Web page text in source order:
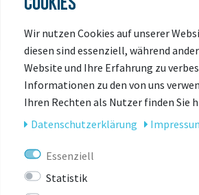
DAS KÖNNTE
DIR AUCH
Wir nutzen Cookies auf unserer
diesen sind essenziell, während
Website und Ihre Erfahrung zu
Informationen zu den von uns
Ihren Rechten als Nutzer finden Sie
Daten­schutz­erklärung
Essenziell
Statistik